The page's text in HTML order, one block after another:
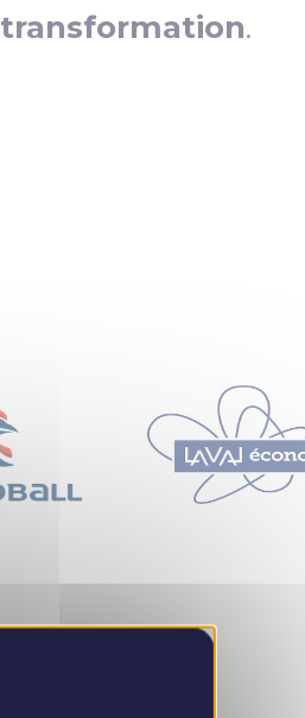
transformation.